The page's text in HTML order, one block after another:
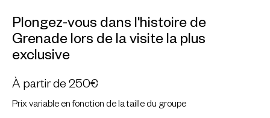
Plongez-vous dans l'histoire de
Grenade lors de la visite la plus
exclusive
À partir de250€
Prix variable en fonction de la taille du groupe